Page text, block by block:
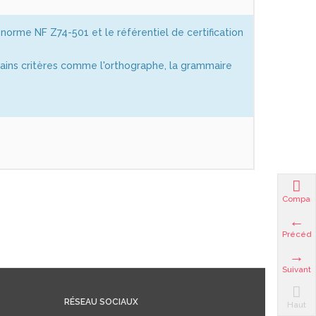
NF Z74-501 et le référentiel de certification
critères comme l'orthographe, la grammaire
RÉSEAU SOCIAUX
Suivant
Haut